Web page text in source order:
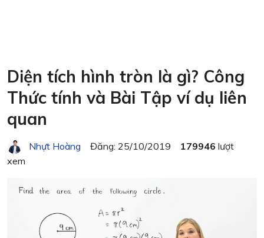
Diện tích hình tròn là gì? Công
Thức tính và Bài Tập ví dụ liên
quan
Nhựt Hoàng Đăng: 25/10/2019 179946 lượt
xem